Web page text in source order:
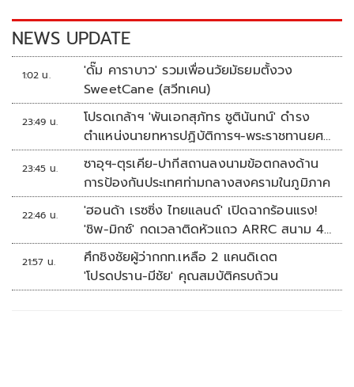
k k
NEWS UPDATE
1:02 น.
'ดั๊ม คาราบาว' รวมเพื่อนวัยมัธยมตั้งวง
SweetCane (สวีทเคน)
23:49 น.
โปรดเกล้าฯ 'พันเอกสุภัทร ชูตินันทน์' ดำรง
ตำแหน่งนายทหารปฏิบัติการฯ-พระราชทานยศ
'พลตรี'
23:45 น.
ซาอุฯ-ตุรเคีย-ปากีสถานลงนามข้อตกลงด้าน
การป้องกันประเทศท่ามกลางสงครามในภูมิภาค
22:46 น.
'ฮอนด้า เรซซิ่ง ไทยแลนด์' เปิดฉากร้อนแรง!
'ชิพ-มิกซ์' กดเวลาติดหัวแถว ARRC สนาม 4
ที่มัลดาลิกา
21:57 น.
ศึกชิงชัยผู้ว่ากกท.เหลือ 2 แคนดิเดต
'โปรดปราน-มีชัย' คุณสมบัติครบถ้วน